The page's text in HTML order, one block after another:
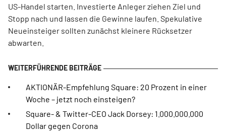
US-Handel starten. Investierte Anleger ziehen Ziel und
Stopp nach und lassen die Gewinne laufen. Spekulative
Neueinsteiger sollten zunächst kleinere Rücksetzer
abwarten.
AKTIONÄR-Empfehlung Square: 20 Prozent in einer
Woche – jetzt noch einsteigen?
Square- & Twitter-CEO Jack Dorsey: 1.000.000.000
Dollar gegen Corona